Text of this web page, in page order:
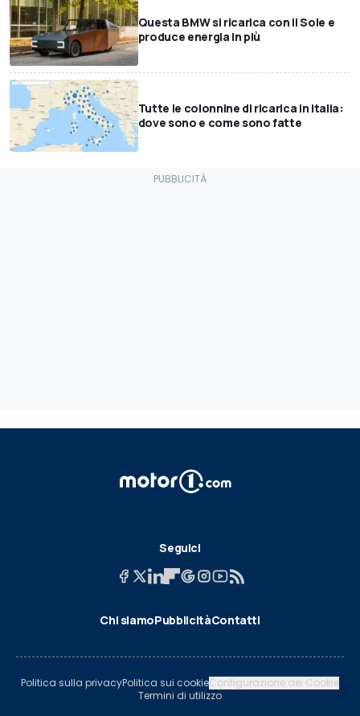
Questa BMW si ricarica con il Sole e
produce energia in più
Tutte le colonnine di ricarica in Italia:
dove sono e come sono fatte
Seguici
Chi siamoPubblicitàContatti
Politica sulla privacyPolitica sui cookieConfigurazione dei Cookie
Termini di utilizzo